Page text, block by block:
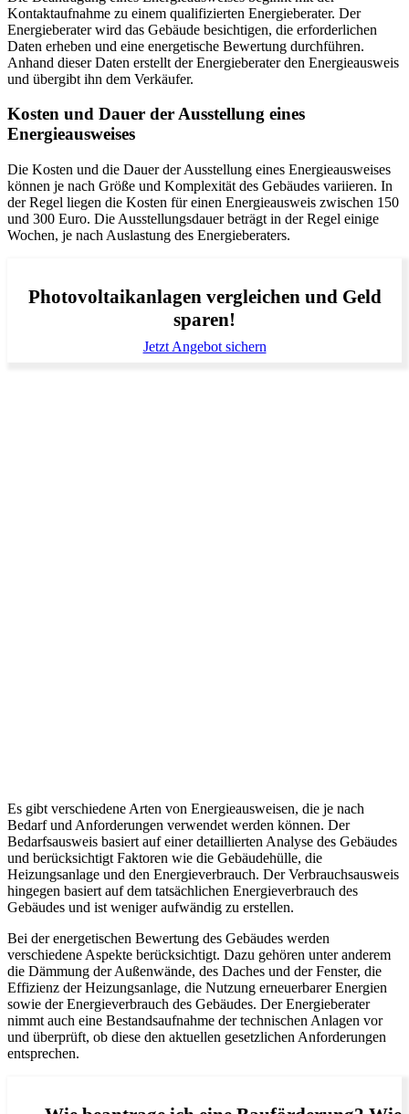
Kontaktaufnahme zu einem qualifizierten Energieberater. Der
Energieberater wird das Gebäude besichtigen, die erforderlichen
Daten erheben und eine energetische Bewertung durchführen.
Anhand dieser Daten erstellt der Energieberater den Energieausweis
und übergibt ihn dem Verkäufer.
Kosten und Dauer der Ausstellung eines
Energieausweises
Die Kosten und die Dauer der Ausstellung eines Energieausweises
können je nach Größe und Komplexität des Gebäudes variieren. In
der Regel liegen die Kosten für einen Energieausweis zwischen 150
und 300 Euro. Die Ausstellungsdauer beträgt in der Regel einige
Wochen, je nach Auslastung des Energieberaters.
Photovoltaikanlagen vergleichen und Geld
sparen!
Jetzt Angebot sichern
Es gibt verschiedene Arten von Energieausweisen, die je nach
Bedarf und Anforderungen verwendet werden können. Der
Bedarfsausweis basiert auf einer detaillierten Analyse des Gebäudes
und berücksichtigt Faktoren wie die Gebäudehülle, die
Heizungsanlage und den Energieverbrauch. Der Verbrauchsausweis
hingegen basiert auf dem tatsächlichen Energieverbrauch des
Gebäudes und ist weniger aufwändig zu erstellen.
Bei der energetischen Bewertung des Gebäudes werden
verschiedene Aspekte berücksichtigt. Dazu gehören unter anderem
die Dämmung der Außenwände, des Daches und der Fenster, die
Effizienz der Heizungsanlage, die Nutzung erneuerbarer Energien
sowie der Energieverbrauch des Gebäudes. Der Energieberater
nimmt auch eine Bestandsaufnahme der technischen Anlagen vor
und überprüft, ob diese den aktuellen gesetzlichen Anforderungen
entsprechen.